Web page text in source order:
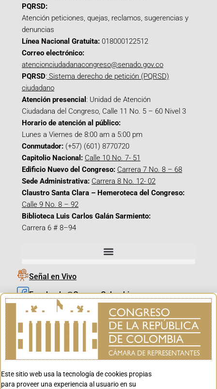
PQRSD:
Atención peticiones, quejas, reclamos, sugerencias y
denuncias
Línea Nacional Gratuita: 018000122512
Correo electrónico:
atencionciudadanacongreso@senado.gov.co
PQRSD: Sistema derecho de petición (PQRSD)
ciudadano
Atención presencial : Unidad de Atención
Ciudadana del Congreso, Calle 11 No. 5 – 60 Nivel 3
Horario de atención al público:
Lunes a Viernes de 8:00 am a 5:00 pm
Conmutador: (+57) (601) 8770720
Capitolio Nacional: Calle 10 No. 7- 51
Edificio Nuevo del Congreso: Carrera 7 No. 8 – 68
Sede Administrativa: Carrera 8 No. 12- 02
Claustro Santa Clara – Hemeroteca del Congreso:
Calle 9 No. 8 – 92
Biblioteca Luis Carlos Galán Sarmiento:
Carrera 6 # 8–94
Señal en Vivo
Facebook_@CamaraColombia
Instagram_@CamaraColombia
X_@CamaraColombia
Youtube_@CamaraColombia
Youtube_@CanalCongreso
Este sitio web usa la tecnología de cookies propias
para proveer una experiencia al usuario en su